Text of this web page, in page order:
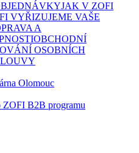
JAK V ZOFI
VYŘIZUJEME VAŠE
A
OBCHODNÍ
OSOBNÍCH
Olomouc
ZOFI B2B programu